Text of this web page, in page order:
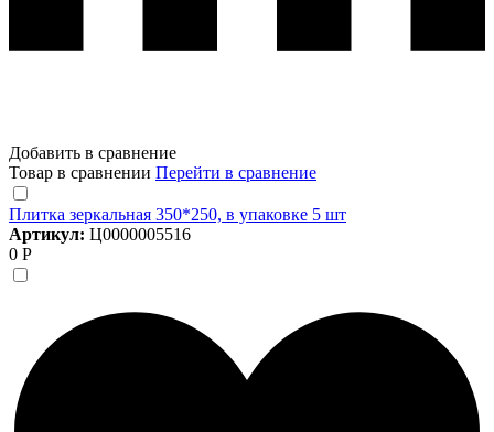
Добавить в сравнение
Товар в сравнении Перейти в сравнение
Плитка зеркальная 350*250, в упаковке 5 шт
Артикул: Ц0000005516
0 Р